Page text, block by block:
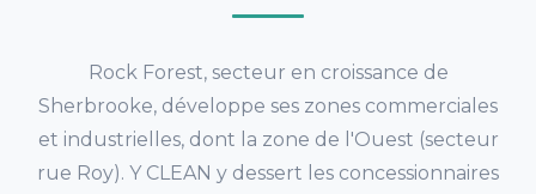
Rock Forest, secteur en croissance de
Sherbrooke, développe ses zones commerciales
et industrielles, dont la zone de l'Ouest (secteur
rue Roy). Y CLEAN y dessert les concessionnaires